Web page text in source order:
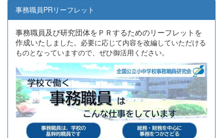
事務職員PRリーフレット
事務職員及び研究団体をＰＲするためのリーフレットを
作成いたし ました。必要に応じて内容を改編していただける
ものとなっていますので、ぜひ御活用ください。